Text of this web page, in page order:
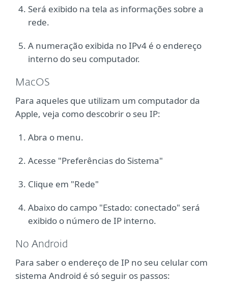
Será exibido na tela as informações sobre a
rede.
A numeração exibida no IPv4 é o endereço
interno do seu computador.
MacOS
Para aqueles que utilizam um computador da
Apple, veja como descobrir o seu IP:
Abra o menu.
Acesse "Preferências do Sistema"
Clique em "Rede"
Abaixo do campo "Estado: conectado" será
exibido o número de IP interno.
No Android
Para saber o endereço de IP no seu celular com
sistema Android é só seguir os passos: